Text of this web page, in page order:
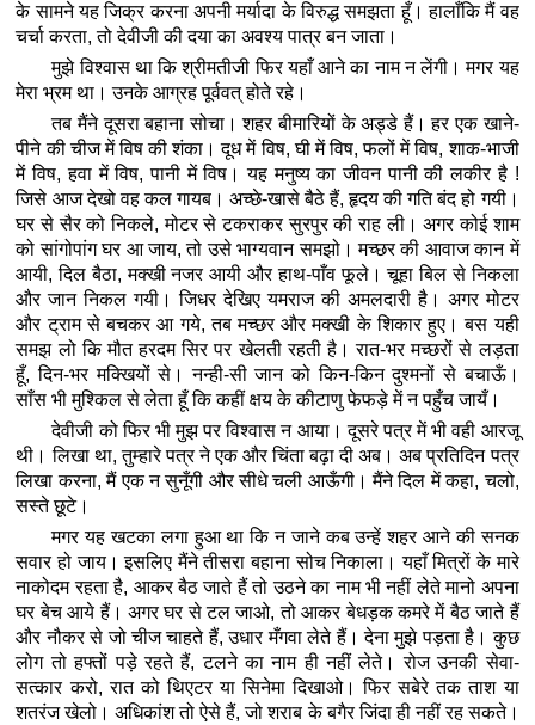
के सामने यह जिक्र करना अपनी मर्यादा के विरुद्ध समझता हूँ। हालाँकि मैं वह
चर्चा करता, तो देवीजी की दया का अवश्य पात्र बन जाता।
मुझे विश्वास था कि श्रीमतीजी फिर यहाँ आने का नाम न लेंगी। मगर यह
मेरा भ्रम था। उनके आग्रह पूर्ववत् होते रहे।
तब मैंने दूसरा बहाना सोचा। शहर बीमारियों के अड्डे हैं। हर एक खाने-
पीने की चीज में विष की शंका। दूध में विष, घी में विष, फलों में विष, शाक-भाजी
में विष, हवा में विष, पानी में विष। यह मनुष्य का जीवन पानी की लकीर है !
जिसे आज देखो वह कल गायब। अच्छे-खासे बैठे हैं, हृदय की गति बंद हो गयी।
घर से सैर को निकले, मोटर से टकराकर सुरपुर की राह ली। अगर कोई शाम
को सांगोपांग घर आ जाय, तो उसे भाग्यवान समझो। मच्छर की आवाज कान में
आयी, दिल बैठा, मक्खी नजर आयी और हाथ-पाँव फूले। चूहा बिल से निकला
और जान निकल गयी। जिधर देखिए यमराज की अमलदारी है। अगर मोटर
और ट्राम से बचकर आ गये, तब मच्छर और मक्खी के शिकार हुए। बस यही
समझ लो कि मौत हरदम सिर पर खेलती रहती है। रात-भर मच्छरों से लड़ता
हूँ, दिन-भर मक्खियों से। नन्ही-सी जान को किन-किन दुश्मनों से बचाऊँ।
साँस भी मुश्किल से लेता हूँ कि कहीं क्षय के कीटाणु फेफड़े में न पहुँच जायँ।
देवीजी को फिर भी मुझ पर विश्वास न आया। दूसरे पत्र में भी वही आरजू
थी। लिखा था, तुम्हारे पत्र ने एक और चिंता बढ़ा दी अब। अब प्रतिदिन पत्र
लिखा करना, मैं एक न सुनूँगी और सीधे चली आऊँगी। मैंने दिल में कहा, चलो,
सस्ते छूटे।
मगर यह खटका लगा हुआ था कि न जाने कब उन्हें शहर आने की सनक
सवार हो जाय। इसलिए मैंने तीसरा बहाना सोच निकाला। यहाँ मित्रों के मारे
नाकोदम रहता है, आकर बैठ जाते हैं तो उठने का नाम भी नहीं लेते मानो अपना
घर बेच आये हैं। अगर घर से टल जाओ, तो आकर बेधड़क कमरे में बैठ जाते हैं
और नौकर से जो चीज चाहते हैं, उधार मँगवा लेते हैं। देना मुझे पड़ता है। कुछ
लोग तो हफ्तों पड़े रहते हैं, टलने का नाम ही नहीं लेते। रोज उनकी सेवा-
सत्कार करो, रात को थिएटर या सिनेमा दिखाओ। फिर सबेरे तक ताश या
शतरंज खेलो। अधिकांश तो ऐसे हैं, जो शराब के बगैर जिंदा ही नहीं रह सकते।